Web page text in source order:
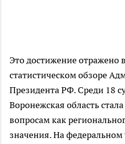
Это достижение
статистическом обзоре
Президента РФ. Среди 18
Воронежская область
вопросам как
значения. На федеральном